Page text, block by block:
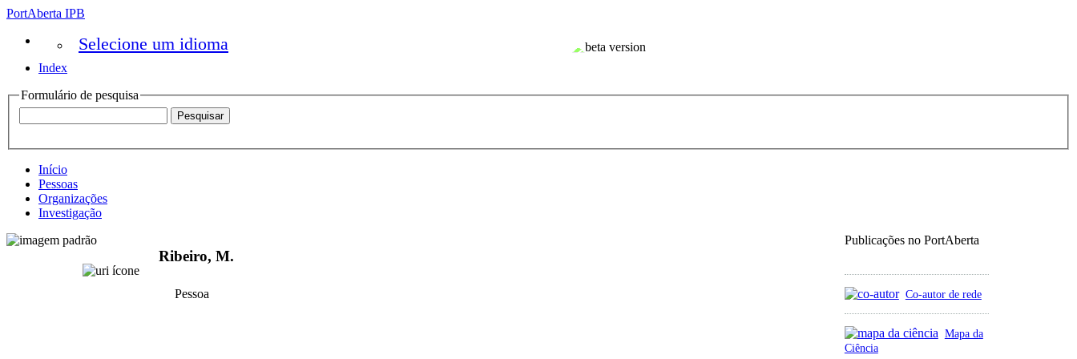
PortAberta IPB
Selecione um idioma
Index
Formulário de pesquisa
Início
Pessoas
Organizações
Investigação
Publicações no PortAberta
Co-autor de rede
Mapa da
Ciência
Ribeiro, M.
Pessoa